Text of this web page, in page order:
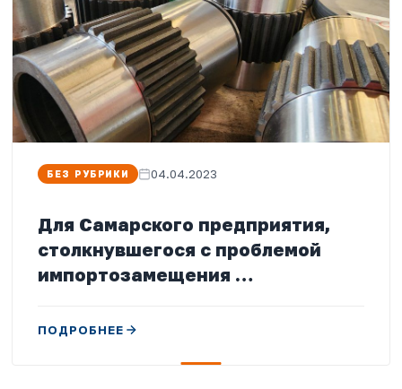
БЕЗ РУБРИКИ 04.04.2023
Для Самарского предприятия,
столкнувшегося с проблемой
импортозамещения …
ПОДРОБНЕЕ